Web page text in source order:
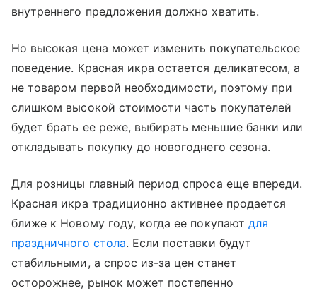
внутреннего предложения должно хватить.
Но высокая цена может изменить покупательское
поведение. Красная икра остается деликатесом, а
не товаром первой необходимости, поэтому при
слишком высокой стоимости часть покупателей
будет брать ее реже, выбирать меньшие банки или
откладывать покупку до новогоднего сезона.
Для розницы главный период спроса еще впереди.
Красная икра традиционно активнее продается
ближе к Новому году, когда ее покупают для
праздничного стола. Если поставки будут
стабильными, а спрос из-за цен станет
осторожнее, рынок может постепенно